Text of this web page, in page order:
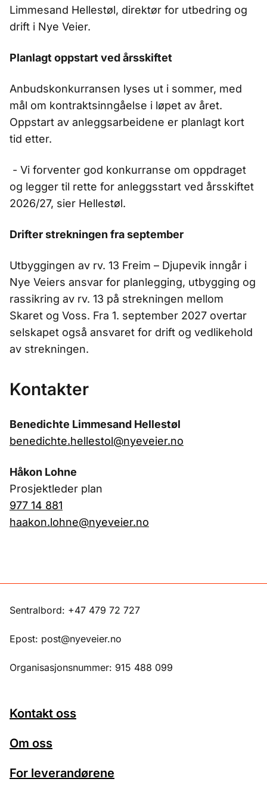
Limmesand Hellestøl, direktør for utbedring og
drift i Nye Veier.
Planlagt oppstart ved årsskiftet
Anbudskonkurransen lyses ut i sommer, med
mål om kontraktsinngåelse i løpet av året.
Oppstart av anleggsarbeidene er planlagt kort
tid etter.
- Vi forventer god konkurranse om oppdraget
og legger til rette for anleggsstart ved årsskiftet
2026/27, sier Hellestøl.
Drifter strekningen fra september
Utbyggingen av rv. 13 Freim – Djupevik inngår i
Nye Veiers ansvar for planlegging, utbygging og
rassikring av rv. 13 på strekningen mellom
Skaret og Voss. Fra 1. september 2027 overtar
selskapet også ansvaret for drift og vedlikehold
av strekningen.
Kontakter
Benedichte Limmesand Hellestøl
benedichte.hellestol@nyeveier.no
Håkon Lohne
Prosjektleder plan
977 14 881
haakon.lohne@nyeveier.no
Sentralbord: +47 479 72 727
Epost: post@nyeveier.no
Organisasjonsnummer: 915 488 099
Kontakt oss
Om oss
For leverandørene